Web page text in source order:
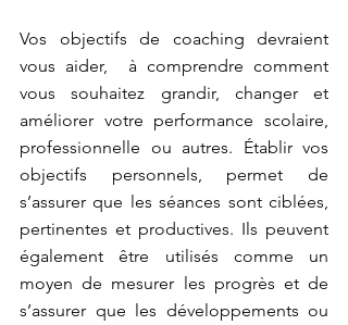
Vos objectifs de coaching devraient
vous aider,  à comprendre comment
vous souhaitez grandir, changer et
améliorer votre performance scolaire,
professionnelle ou autres. Établir vos
objectifs personnels, permet de
s’assurer que les séances sont ciblées,
pertinentes et productives. Ils peuvent
également être utilisés comme un
moyen de mesurer les progrès et de
s’assurer que les développements ou